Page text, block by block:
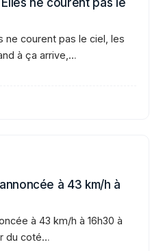
ne courent pas le ciel, les
à ça arrive,…
à 43 km/h à
à 43 km/h à 16h30 à
du coté…